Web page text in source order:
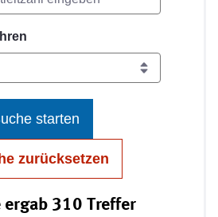
starten
zurücksetzen
ergab 310 Treffer